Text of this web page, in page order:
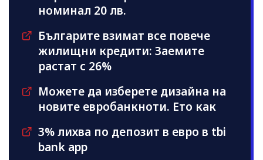
номинал 20 лв.
Българите взимат все повече
жилищни кредити: Заемите
растат с 26%
Можете да изберете дизайна на
новите евробанкноти. Ето как
3% лихва по депозит в евро в tbi
bank app